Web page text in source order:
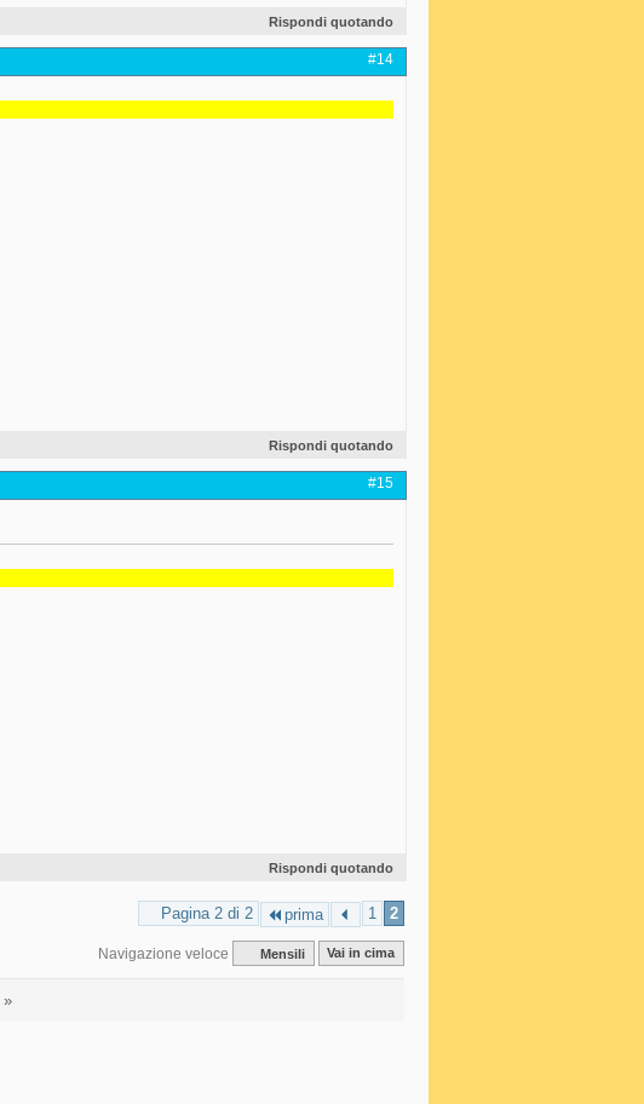
Rispondi quotando
#14
Rispondi quotando
#15
Rispondi quotando
Pagina 2 di 2 prima 1 2
Navigazione veloce Mensili Vai in cima
»